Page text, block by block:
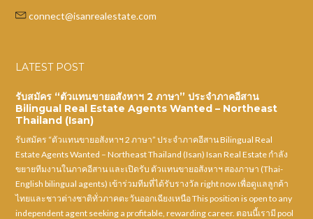
connect@isanrealestate.com
LATEST POST
รับสมัคร “ตัวแทนขายอสังหาฯ 2 ภาษา” ประจำภาคอีสาน
Bilingual Real Estate Agents Wanted – Northeast
Thailand (Isan)
รับสมัคร “ตัวแทนขายอสังหาฯ 2 ภาษา” ประจำภาคอีสาน Bilingual Real
Estate Agents Wanted – Northeast Thailand (Isan) Isan Real Estate กำลัง
ขยายทีมงานในภาคอีสาน และเปิดรับ ตัวแทนขายอสังหาฯ สองภาษา (Thai-
English bilingual agents) เข้าร่วมทีมที่ได้รับรางวัล right now เพื่อดูแลลูกค้า
ไทยและชาวต่างชาติทั่วภาคตะวันออกเฉียงเหนือ This position is open to any
independent agent seeking a profitable, rewarding career. ตอนนี้เรามี pool